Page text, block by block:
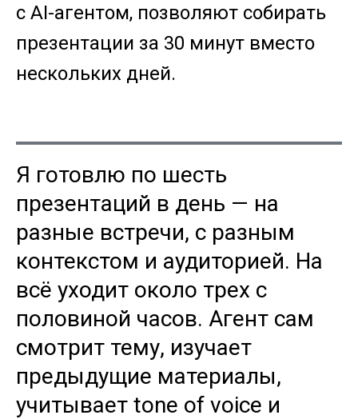
с AI-агентом, позволяют собирать
презентации за 30 минут вместо
нескольких дней.
Я готовлю по шесть
презентаций в день — на
разные встречи, с разным
контекстом и аудиторией. На
всё уходит около трех с
половиной часов. Агент сам
смотрит тему, изучает
предыдущие материалы,
учитывает tone of voice и